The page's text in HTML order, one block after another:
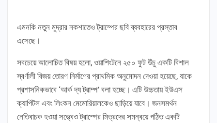
এমনকি নতুন মুদ্রার নকশাতেও ট্রাম্পের ছবি ব্যবহারের প্রস্তাব
এসেছে।
সবচেয়ে আলোচিত বিষয় হলো, ওয়াশিংটনে ২৫০ ফুট উঁচু একটি বিশাল
স্বর্ণালী বিজয় তোরণ নির্মাণের প্রাথমিক অনুমোদন দেওয়া হয়েছে, যাকে
প্রশাসনিকভাবে ‘আর্ক দ্য ট্রাম্প’ বলা হচ্ছে। এটি উচ্চতায় ইউএস
ক্যাপিটল এবং লিংকন মেমোরিয়ালকেও ছাড়িয়ে যাবে। জনসমর্থন
নেতিবাচক হওয়া সত্ত্বেও ট্রাম্পের মিত্রদের সমন্বয়ে গঠিত একটি